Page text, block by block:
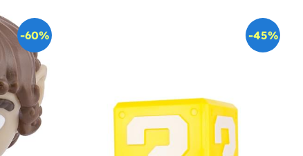
-60% -45%